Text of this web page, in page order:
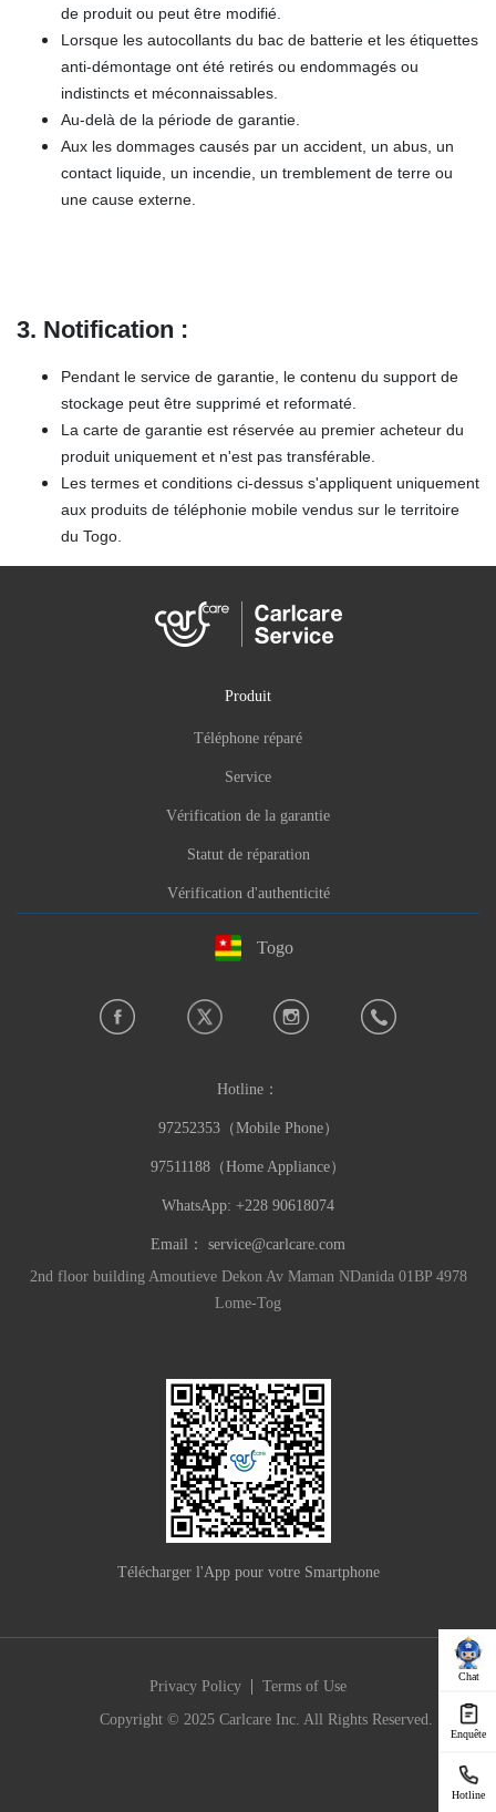
de produit ou peut être modifié.
Lorsque les autocollants du bac de batterie et les étiquettes
anti-démontage ont été retirés ou endommagés ou
indistincts et méconnaissables.
Au-delà de la période de garantie.
Aux les dommages causés par un accident, un abus, un
contact liquide, un incendie, un tremblement de terre ou
une cause externe.
3. Notification :
Pendant le service de garantie, le contenu du support de
stockage peut être supprimé et reformaté.
La carte de garantie est réservée au premier acheteur du
produit uniquement et n'est pas transférable.
Les termes et conditions ci-dessus s'appliquent uniquement
aux produits de téléphonie mobile vendus sur le territoire
du Togo.
Chat
Enquête
Hotline
Produit
Téléphone réparé
Service
Vérification de la garantie
Statut de réparation
Vérification d'authenticité
Togo
Hotline：
97252353（Mobile Phone）
97511188（Home Appliance）
WhatsApp: +228 90618074
Email： service@carlcare.com
2nd floor building Amoutieve Dekon Av Maman NDanida 01BP 4978
Lome-Tog
Télécharger l'App pour votre Smartphone
Privacy Policy | Terms of Use
Copyright © 2025 Carlcare Inc. All Rights Reserved.